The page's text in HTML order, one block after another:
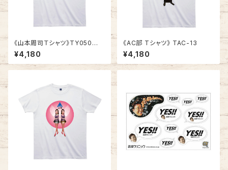
《山本周司Ｔシャツ》TY050
／ RASTAFARIAN
¥4,180
《AC部 Tシャツ》 TAC-13
¥4,180